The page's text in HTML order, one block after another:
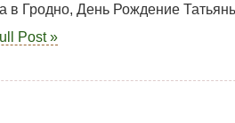
в Гродно, День Рождение
Post »